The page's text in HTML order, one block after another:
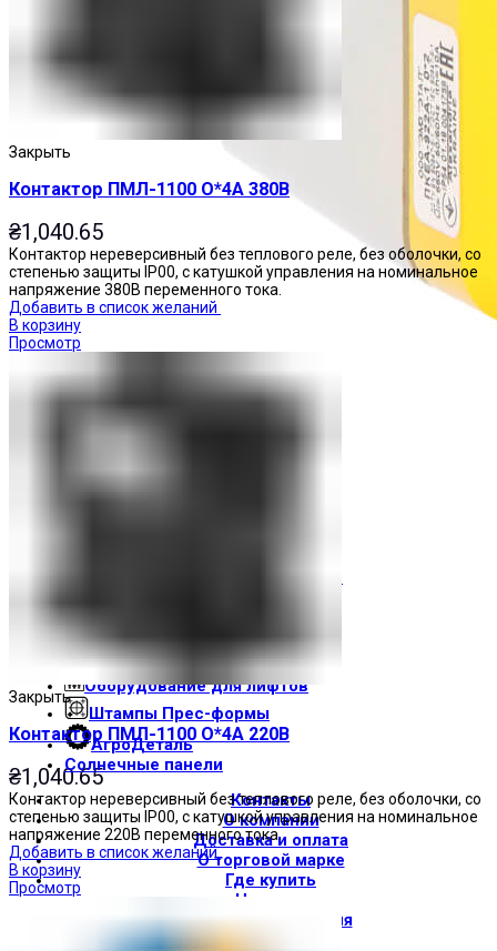
Посты управления
Корпуса
Печатные платы
Оборудование для лифтов
Штампы Прес-формы
АгроДеталь
Солнечные панели
Контакты
О компании
Доставка и оплата
О торговой марке
Где купить
Новости
Вход / Регистрация
Закрыть
Контактор ПМЛ-1100 О*4А 380В
₴1,040.65
Контактор нереверсивный без теплового реле, без оболочки, со
степенью защиты IP00, с катушкой управления на номинальное
напряжение 380В переменного тока.
Добавить в список желаний
В корзину
Просмотр
Закрыть
Контактор ПМЛ-1100 О*4А 220В
₴1,040.65
Контактор нереверсивный без теплового реле, без оболочки, со
степенью защиты IP00, с катушкой управления на номинальное
напряжение 220В переменного тока.
Добавить в список желаний
В корзину
Просмотр